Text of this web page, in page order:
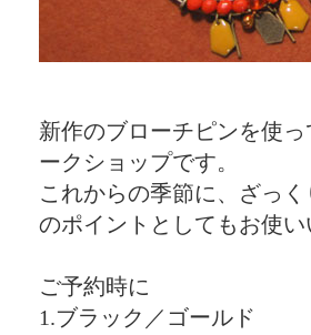
新作のブローチピンを使
ークショップです。
これからの季節に、ざっ
のポイントとしてもお使い
ご予約時に
1.ブラック／ゴールド